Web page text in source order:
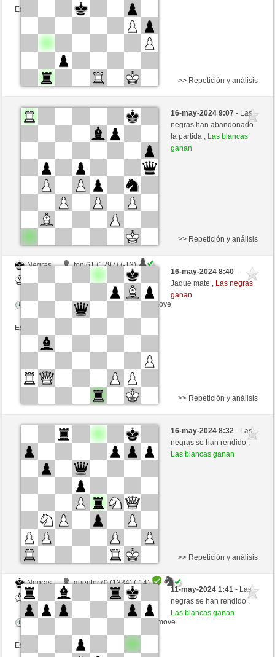
Esta partida es por puntos
Negras
mihai (1215) (+23)
Blancas
trabado157 (1387) (-23)
Tiempo: 18 minutes/side + 13 seconds/move
Esta partida es por puntos
>> Repetición y análisis
16-may-2024 9:07- Las
negras han abandonado
la partida , Las blancas
ganan
Negras
toni61 (1297) (-13)
trabado157 (1374) (+13)
Tiempo: 15 minutes/side + 0 seconds/move
Esta partida es por puntos
>> Repetición y análisis
16-may-2024 8:40-
Jaque mate , Las negras
ganan
Negras
salmar (1235) (+23)
trabado157 (1397) (-23)
Tiempo: 18 minutes/side + 13 seconds/move
Esta partida es por puntos
>> Repetición y análisis
16-may-2024 8:32- Las
negras se han rendido ,
Las blancas ganan
Negras
guenter70 (1334) (-14)
Blancas
trabado157 (1383) (+14)
Tiempo: 18 minutes/side + 13 seconds/move
Esta partida es por puntos
>> Repetición y análisis
11-may-2024 1:41- Las
negras se han rendido ,
Las blancas ganan